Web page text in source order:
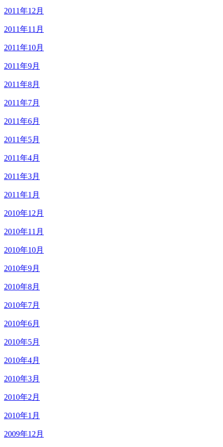
2011年12月
2011年11月
2011年10月
2011年9月
2011年8月
2011年7月
2011年6月
2011年5月
2011年4月
2011年3月
2011年1月
2010年12月
2010年11月
2010年10月
2010年9月
2010年8月
2010年7月
2010年6月
2010年5月
2010年4月
2010年3月
2010年2月
2010年1月
2009年12月